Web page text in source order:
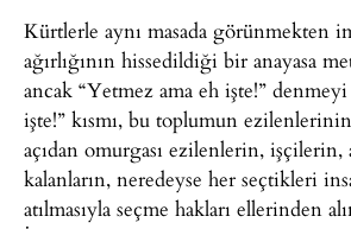
Kürtlerle aynı masada görünmekten
ağırlığının hissedildiği bir anayasa
ancak “Yetmez ama eh işte!”
işte!” kısmı, bu toplumun
açıdan omurgası ezilenlerin, işçilerin,
kalanların, neredeyse her seçtikleri
atılmasıyla seçme hakları ellerinden